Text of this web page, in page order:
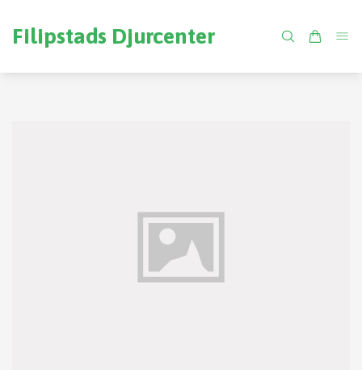
Filipstads Djurcenter